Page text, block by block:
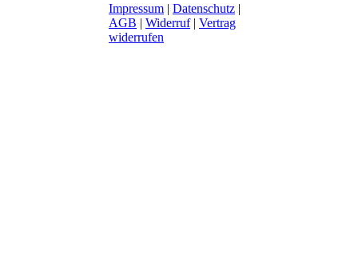
Impressum | Datenschutz |
AGB | Widerruf| Vertrag
widerrufen